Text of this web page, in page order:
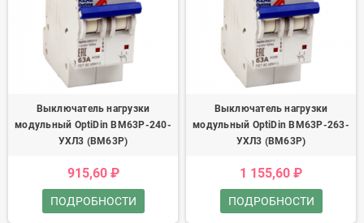
Выключатель нагрузки
модульный OptiDin BM63P-240-
УХЛ3 (ВМ63Р)
915,60 ₽
ПОДРОБНОСТИ
Выключатель нагрузки
модульный OptiDin BM63P-263-
УХЛ3 (ВМ63Р)
1 155,60 ₽
ПОДРОБНОСТИ